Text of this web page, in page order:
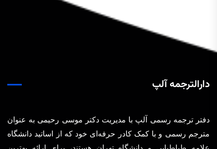
دارالترجمه آلپ
دفتر ترجمه رسمی آلپ با مدیریت دکتر موسی رحیمی به عنوان
مترجم رسمی و با کمک کادر حرفه‌ای خود که از اساتید دانشگاه